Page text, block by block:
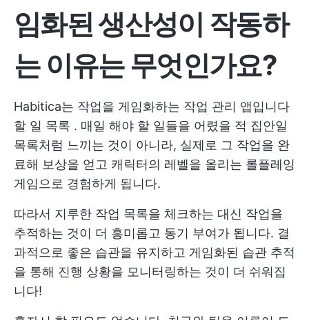
임화된 생산성이 작동하
는 이유는 무엇인가요?
Habitica는 작업을 게임화하는 작업 관리 앱입니다
할 일 목록 . 매일 해야 할 일들을 어렸을 적 집안일
목록처럼 느끼는 것이 아니라, 실제로 그 작업을 완
료해 보상을 얻고 캐릭터의 레벨을 올리는 롤플레잉
게임으로 경험하게 됩니다.
따라서 지루한 작업 목록을 체크하는 대신 작업을
추적하는 것이 더 흥미롭고 동기 부여가 됩니다. 결
과적으로 좋은 습관을 유지하고 게임화된 습관 추적
을 통해 진행 상황을 모니터링하는 것이 더 쉬워집
니다!